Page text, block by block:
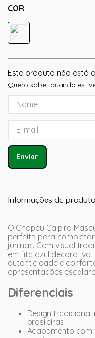
COR
Este produto não está
Quero saber quando
Enviar
Informações do produto
O Chapéu Caipira
perfeito para
juninas. Com visual
em fita azul
autenticidade e
apresentações
Diferenciais
Design tradicional
brasileiras
Acabamento com